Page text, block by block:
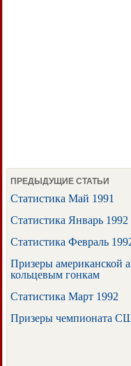
ПРЕДЫДУЩИЕ СТАТЬИ
Статистика Май 1991
Статистика Январь 1992
Статистика Февраль
Призеры американской
кольцевым гонкам
Статистика Март 1992
Призеры чемпионата